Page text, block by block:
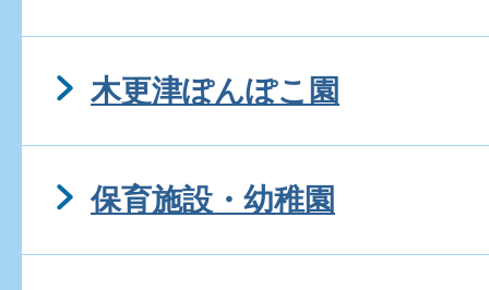
木更津ぽんぽこ園
保育施設・幼稚園